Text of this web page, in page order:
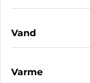
Vand
Varme